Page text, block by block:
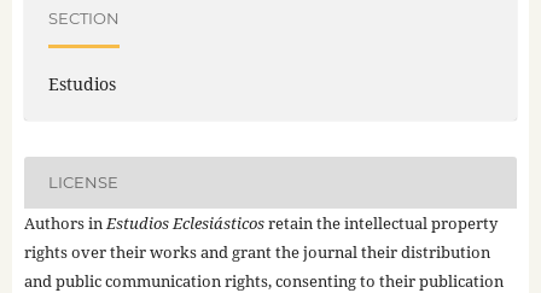
SECTION
Estudios
LICENSE
Authors inEstudios Eclesiásticosretain the intellectual property
rights over their works and grant the journal their distribution
and public communication rights, consenting to their publication